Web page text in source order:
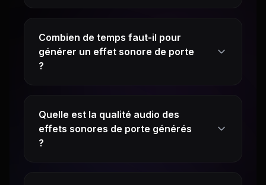
Combien de temps faut-il pour
générer un effet sonore de porte
?
Quelle est la qualité audio des
effets sonores de porte générés
?